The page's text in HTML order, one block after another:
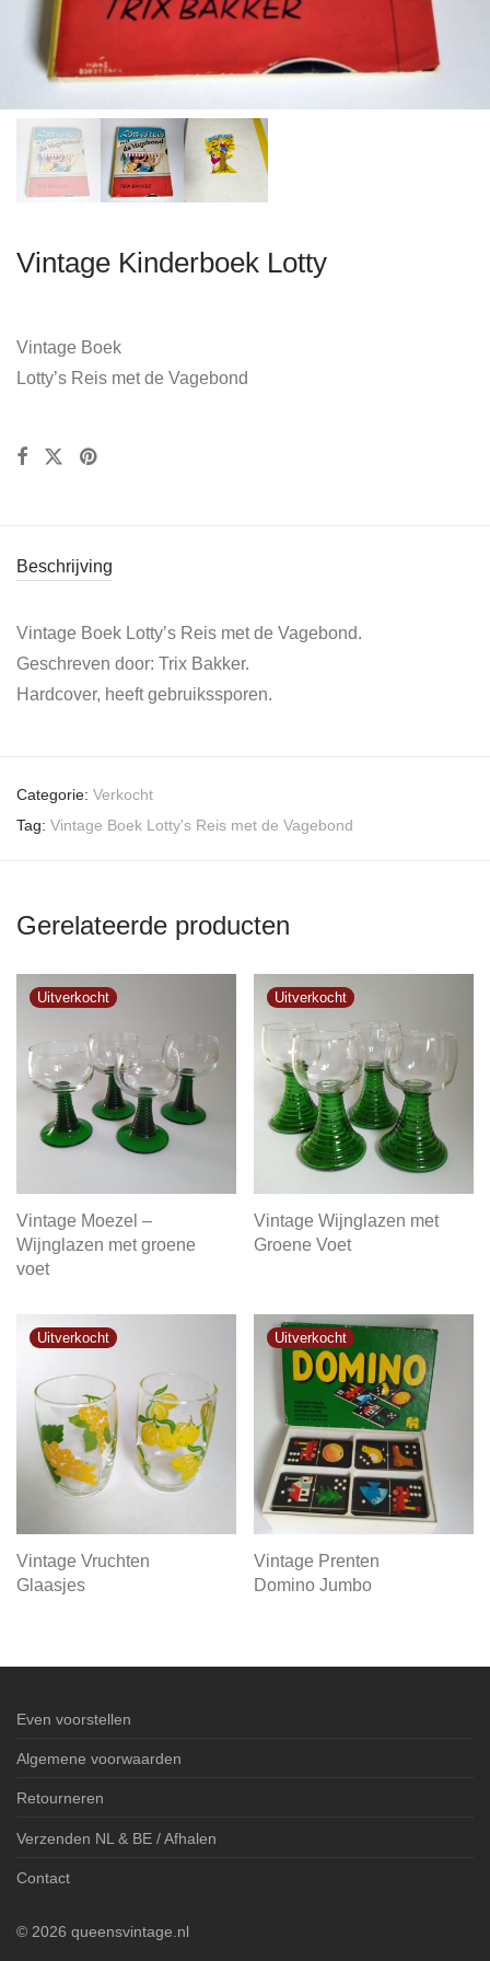
Vintage Kinderboek Lotty
Vintage Boek
Lotty’s Reis met de Vagebond
Beschrijving
Vintage Boek Lotty’s Reis met de Vagebond.
Geschreven door: Trix Bakker.
Hardcover, heeft gebruikssporen.
Categorie: Verkocht
Tag: Vintage Boek Lotty's Reis met de Vagebond
Gerelateerde producten
Vintage Moezel –
Wijnglazen met groene
voet
Vintage Wijnglazen met
Groene Voet
Vintage Vruchten
Glaasjes
Vintage Prenten
Domino Jumbo
Even voorstellen
Algemene voorwaarden
Retourneren
Verzenden NL & BE / Afhalen
Contact
© 2026 queensvintage.nl